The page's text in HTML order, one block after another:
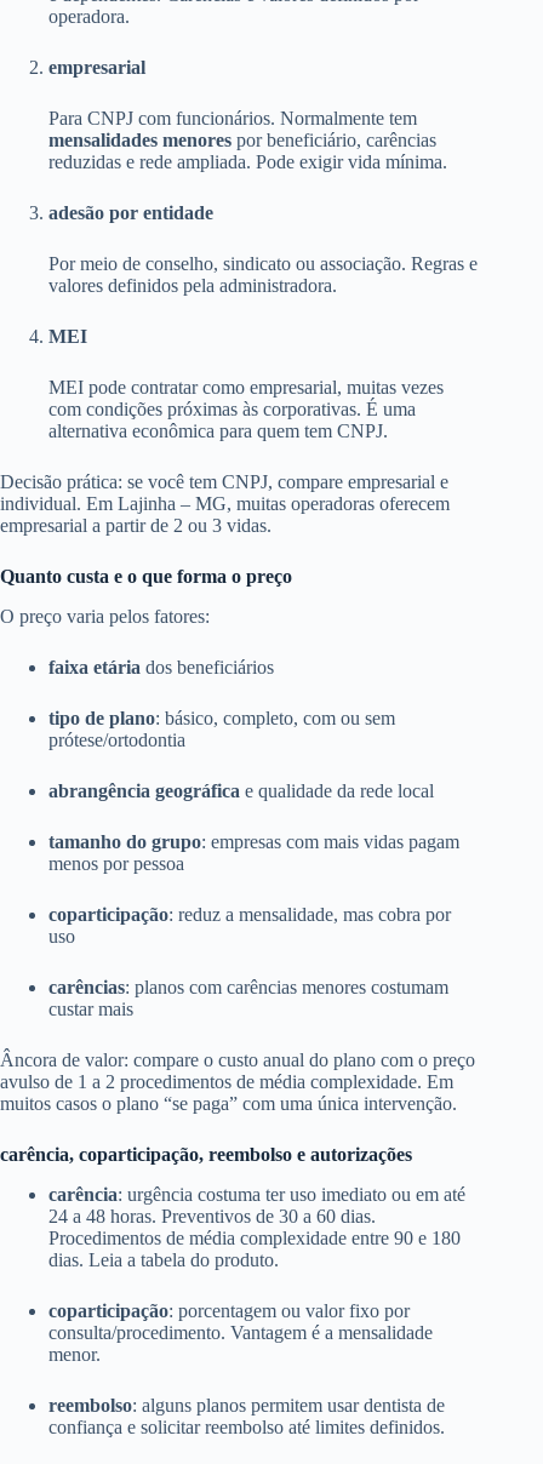
operadora.
empresarial
Para CNPJ com funcionários. Normalmente tem
mensalidades menores por beneficiário, carências
reduzidas e rede ampliada. Pode exigir vida mínima.
adesão por entidade
Por meio de conselho, sindicato ou associação. Regras e
valores definidos pela administradora.
MEI
MEI pode contratar como empresarial, muitas vezes
com condições próximas às corporativas. É uma
alternativa econômica para quem tem CNPJ.
Decisão prática: se você tem CNPJ, compare empresarial e
individual. Em Lajinha – MG, muitas operadoras oferecem
empresarial a partir de 2 ou 3 vidas.
Quanto custa e o que forma o preço
O preço varia pelos fatores:
faixa etária dos beneficiários
tipo de plano: básico, completo, com ou sem
prótese/ortodontia
abrangência geográfica e qualidade da rede local
tamanho do grupo: empresas com mais vidas pagam
menos por pessoa
coparticipação: reduz a mensalidade, mas cobra por
uso
carências: planos com carências menores costumam
custar mais
Âncora de valor: compare o custo anual do plano com o preço
avulso de 1 a 2 procedimentos de média complexidade. Em
muitos casos o plano “se paga” com uma única intervenção.
carência, coparticipação, reembolso e autorizações
carência: urgência costuma ter uso imediato ou em até
24 a 48 horas. Preventivos de 30 a 60 dias.
Procedimentos de média complexidade entre 90 e 180
dias. Leia a tabela do produto.
coparticipação: porcentagem ou valor fixo por
consulta/procedimento. Vantagem é a mensalidade
menor.
reembolso: alguns planos permitem usar dentista de
confiança e solicitar reembolso até limites definidos.